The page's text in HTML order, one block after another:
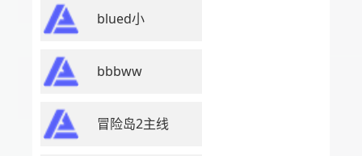
blued小
bbbww
冒险岛2主线